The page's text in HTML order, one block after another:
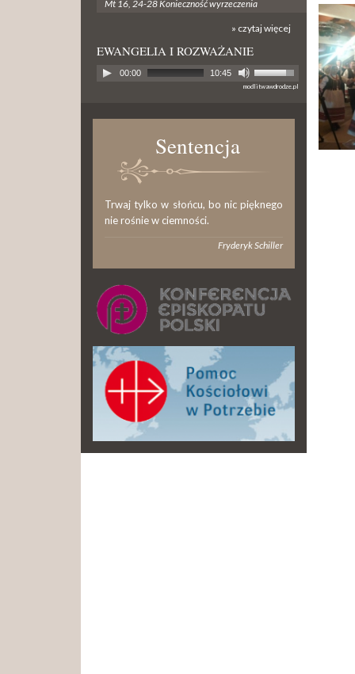
Mt 16, 24-28 Konieczność wyrzeczenia
» czytaj więcej
EWANGELIA I ROZWAŻANIE
00:00 10:45
modlitwawdrodze.pl
Sentencja
Trwaj tylko w słońcu, bo nic pięknego
nie rośnie w ciemności.
Fryderyk Schiller